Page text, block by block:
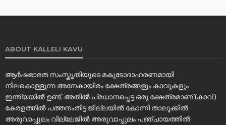
ABOUT KALLELI KAVU
ആർഷഭാരത സംസ്കൃതിയുടെ മകുടോദാഹരണമായി
നിലകൊള്ളുന്ന അനേകായിരം ക്ഷേത്രങ്ങളും കാവുകളും
ഇന്ത്യയിൽ ഉണ്ട്. അതിൽ പ്രധാനപ്പെട്ട ഒരു ക്ഷേത്രമാണ് (കാവ് )
കേരളത്തിൽ പത്തനംതിട്ട ജില്ലയിൽ കോന്നി താലൂക്കിൽ
അരുവാപ്പുലം വില്ലേജിൽ അരുവാപ്പുലം പഞ്ചായത്തിൽ